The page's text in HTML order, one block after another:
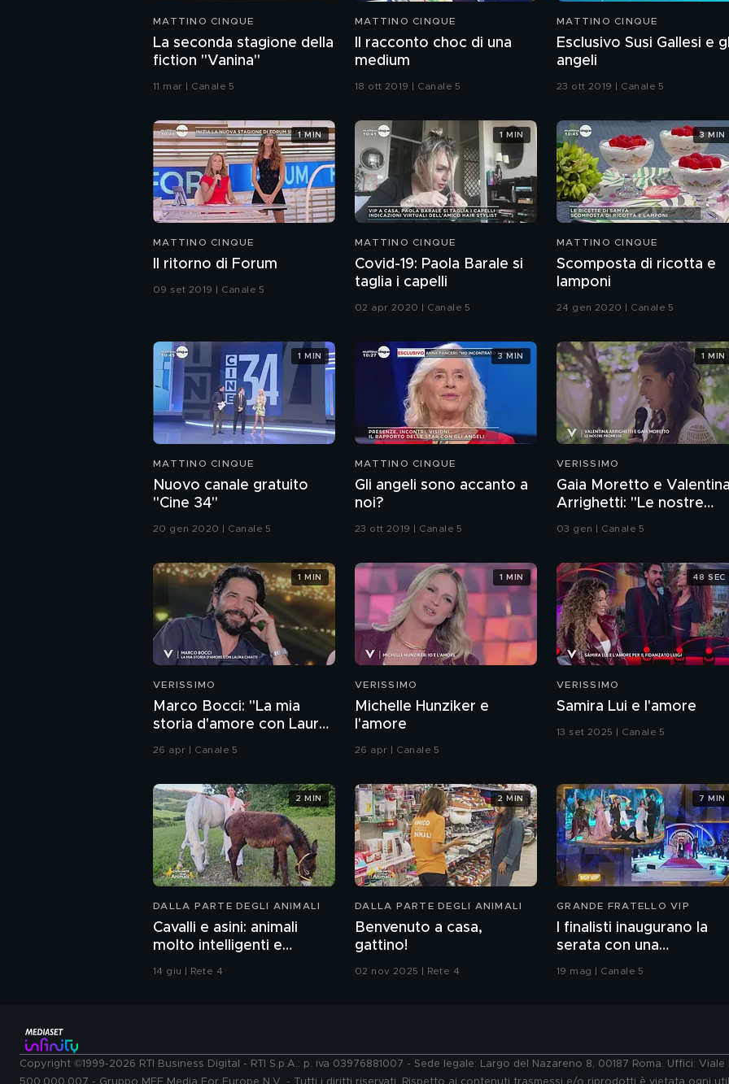
MATTINO CINQUE
La seconda stagione della
fiction "Vanina"
11 mar | Canale 5
MATTINO CINQUE
Il racconto choc di una
medium
18 ott 2019 | Canale 5
MATTINO CINQUE
Esclusivo Susi Gallesi e
angeli
23 ott 2019 | Canale 5
MATTINO CINQUE
Il ritorno di Forum
09 set 2019 | Canale 5
1 MIN
MATTINO CINQUE
Covid-19: Paola Barale si
taglia i capelli
02 apr 2020 | Canale 5
1 MIN
MATTINO CINQUE
Scomposta di ricotta e
lamponi
24 gen 2020 | Canale 5
3 MIN
MATTINO CINQUE
Nuovo canale gratuito
"Cine 34"
20 gen 2020 | Canale 5
1 MIN
MATTINO CINQUE
Gli angeli sono accanto a
noi?
23 ott 2019 | Canale 5
3 MIN
VERISSIMO
Gaia Moretto e Valentina
Arrighetti: "Le nostre
promesse"
03 gen | Canale 5
1 MIN
VERISSIMO
Marco Bocci: "La mia
storia d'amore con Laura
Chiatti"
26 apr | Canale 5
1 MIN
VERISSIMO
Michelle Hunziker e
l'amore
26 apr | Canale 5
1 MIN
VERISSIMO
Samira Lui e l'amore
13 set 2025 | Canale 5
48 SEC
DALLA PARTE DEGLI ANIMALI
Cavalli e asini: animali
molto intelligenti e
sensibili
14 giu | Rete 4
2 MIN
DALLA PARTE DEGLI ANIMALI
Benvenuto a casa,
gattino!
02 nov 2025 | Rete 4
2 MIN
GRANDE FRATELLO VIP
I finalisti inaugurano la
serata con una
coreografia
19 mag | Canale 5
7 MIN
Copyright ©1999-2026 RTI Business Digital - RTI S.p.A.: p. iva 03976881007 - Sede legale: Largo del Nazareno 8, 00187 Roma. Uffici: